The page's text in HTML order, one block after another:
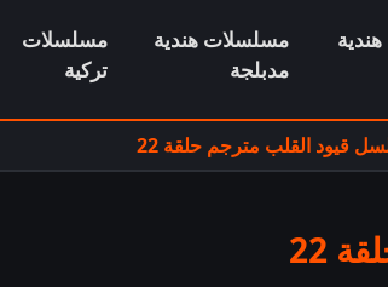
مسلسلات هندية
مدبلجة
مسلسلات
تركية
قيود القلب مترجم حلقة 22
22